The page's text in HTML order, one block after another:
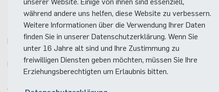
Kontakt
Raum:
ID 1/443
Telefon: (+49)(0)234 / 32 - 26880
E-Mail:
insys(at)rub.de
während andere uns helfen, diese Website zu verbessern.
Weitere Informationen über die Verwendung Ihrer Daten
finden Sie in unserer Datenschutzerklärung. Wenn Sie
unter 16 Jahre alt sind und Ihre Zustimmung zu
freiwilligen Diensten geben möchten, müssen Sie Ihre
Erziehungsberechtigten um Erlaubnis bitten.